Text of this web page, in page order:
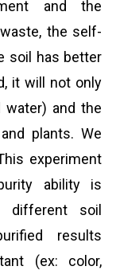
and the
the self-
soil has better
it will not only
water) and the
plants. We
experiment
ability is
soil
results
(ex: color,